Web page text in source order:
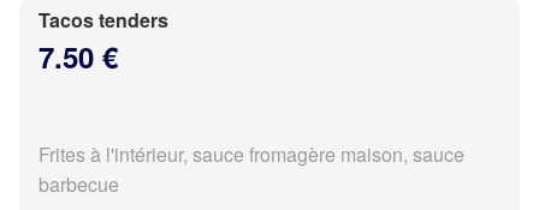
Tacos tenders
7.50 €
Frites à l'intérieur, sauce fromagère maison, sauce
barbecue